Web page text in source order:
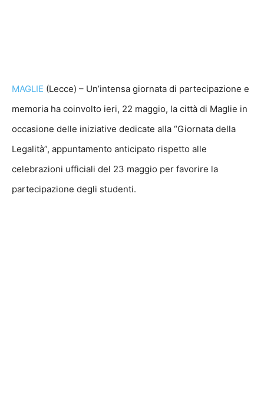
MAGLIE (Lecce) – Un’intensa giornata di partecipazione e
memoria ha coinvolto ieri, 22 maggio, la città di Maglie in
occasione delle iniziative dedicate alla “Giornata della
Legalità”, appuntamento anticipato rispetto alle
celebrazioni ufficiali del 23 maggio per favorire la
partecipazione degli studenti.